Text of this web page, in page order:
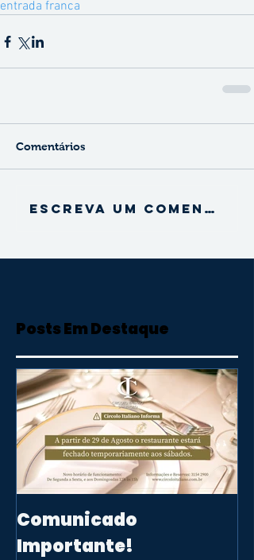
entrada franca
Comentários
Escreva um comentário
Posts Em Destaque
Comunicado
Importante!